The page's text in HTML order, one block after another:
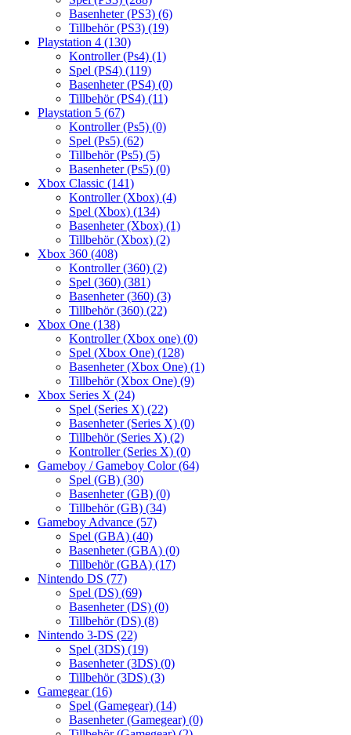
Basenheter (PS3) (6)
Tillbehör (PS3) (19)
Playstation 4 (130)
Kontroller (Ps4) (1)
Spel (PS4) (119)
Basenheter (PS4) (0)
Tillbehör (PS4) (11)
Playstation 5 (67)
Kontroller (Ps5) (0)
Spel (Ps5) (62)
Tillbehör (Ps5) (5)
Basenheter (Ps5) (0)
Xbox Classic (141)
Kontroller (Xbox) (4)
Spel (Xbox) (134)
Basenheter (Xbox) (1)
Tillbehör (Xbox) (2)
Xbox 360 (408)
Kontroller (360) (2)
Spel (360) (381)
Basenheter (360) (3)
Tillbehör (360) (22)
Xbox One (138)
Kontroller (Xbox one) (0)
Spel (Xbox One) (128)
Basenheter (Xbox One) (1)
Tillbehör (Xbox One) (9)
Xbox Series X (24)
Spel (Series X) (22)
Basenheter (Series X) (0)
Tillbehör (Series X) (2)
Kontroller (Series X) (0)
Gameboy / Gameboy Color(64)
Spel (GB) (30)
Basenheter (GB) (0)
Tillbehör (GB) (34)
Gameboy Advance (57)
Spel (GBA) (40)
Basenheter (GBA) (0)
Tillbehör (GBA) (17)
Nintendo DS (77)
Spel (DS) (69)
Basenheter (DS) (0)
Tillbehör (DS) (8)
Nintendo 3-DS (22)
Spel (3DS) (19)
Basenheter (3DS) (0)
Tillbehör (3DS) (3)
Gamegear(16)
Spel (Gamegear) (14)
Basenheter (Gamegear) (0)